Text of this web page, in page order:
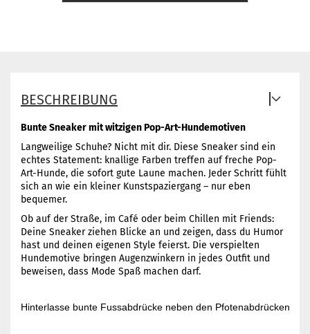
BESCHREIBUNG
Bunte Sneaker mit witzigen Pop-Art-Hundemotiven
Langweilige Schuhe? Nicht mit dir. Diese Sneaker sind ein
echtes Statement: knallige Farben treffen auf freche Pop-
Art-Hunde, die sofort gute Laune machen. Jeder Schritt fühlt
sich an wie ein kleiner Kunstspaziergang – nur eben
bequemer.
Ob auf der Straße, im Café oder beim Chillen mit Friends:
Deine Sneaker ziehen Blicke an und zeigen, dass du Humor
hast und deinen eigenen Style feierst. Die verspielten
Hundemotive bringen Augenzwinkern in jedes Outfit und
beweisen, dass Mode Spaß machen darf.
Hinterlasse bunte Fussabdrücke neben den Pfotenabdrücken